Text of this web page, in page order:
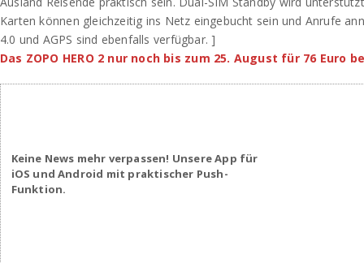
Karten können gleichzeitig ins Netz eingebucht sein und Anrufe
4.0 und AGPS sind ebenfalls verfügbar. ]
Das ZOPO HERO 2 nur noch bis zum 25. August für 76 Euro
Keine News mehr verpassen! Unsere App für
iOS und Android mit praktischer Push-
Funktion.